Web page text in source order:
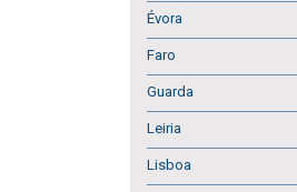
Évora
Faro
Guarda
Leiria
Lisboa